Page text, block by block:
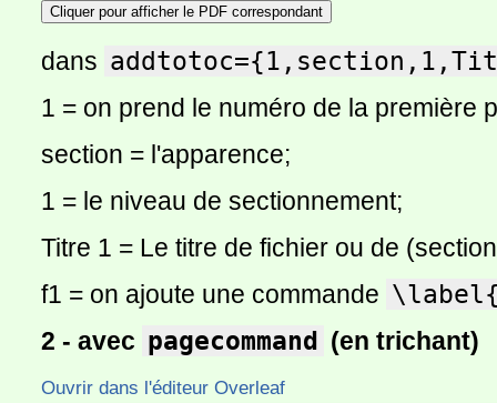
Cliquer pour afficher le PDF correspondant
dans
1 = on prend le numéro de la première
section = l'apparence;
1 = le niveau de sectionnement;
Titre 1 = Le titre de fichier ou de
f1 = on ajoute une commande
2 - avec pagecommand (en trichant)
Ouvrir dans l'éditeur Overleaf